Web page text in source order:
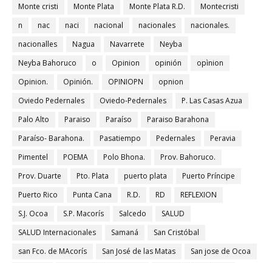
Monte cristi
Monte Plata Monte Plata R.D.
Montecristi
n
nac naci nacional nacionales
nacionales.
nacionalles
Nagua Navarrete
Neyba
Neyba Bahoruco
o Opinion opinión
opìnion
Opinion.
Opinión. OPINIOPN
opnion
Oviedo Pedernales
Oviedo-Pedernales
P. Las Casas Azua
Palo Alto
Paraiso Paraíso
Paraiso Barahona
Paraíso- Barahona.
Pasatiempo Pedernales
Peravia
Pimentel
POEMA Polo Bhona.
Prov. Bahoruco.
Prov. Duarte
Pto. Plata puerto plata
Puerto Príncipe
Puerto Rico
Punta Cana R.D. RD
REFLEXION
S.J. Ocoa
S.P. Macorís Salcedo
SALUD
SALUD Internacionales
Samaná
San Cristóbal
san Fco. de MAcorís
San José de las Matas
San jose de Ocoa